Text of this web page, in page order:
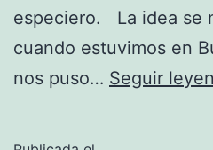
especiero. La idea se
cuando estuvimos en
nos puso… Seguir